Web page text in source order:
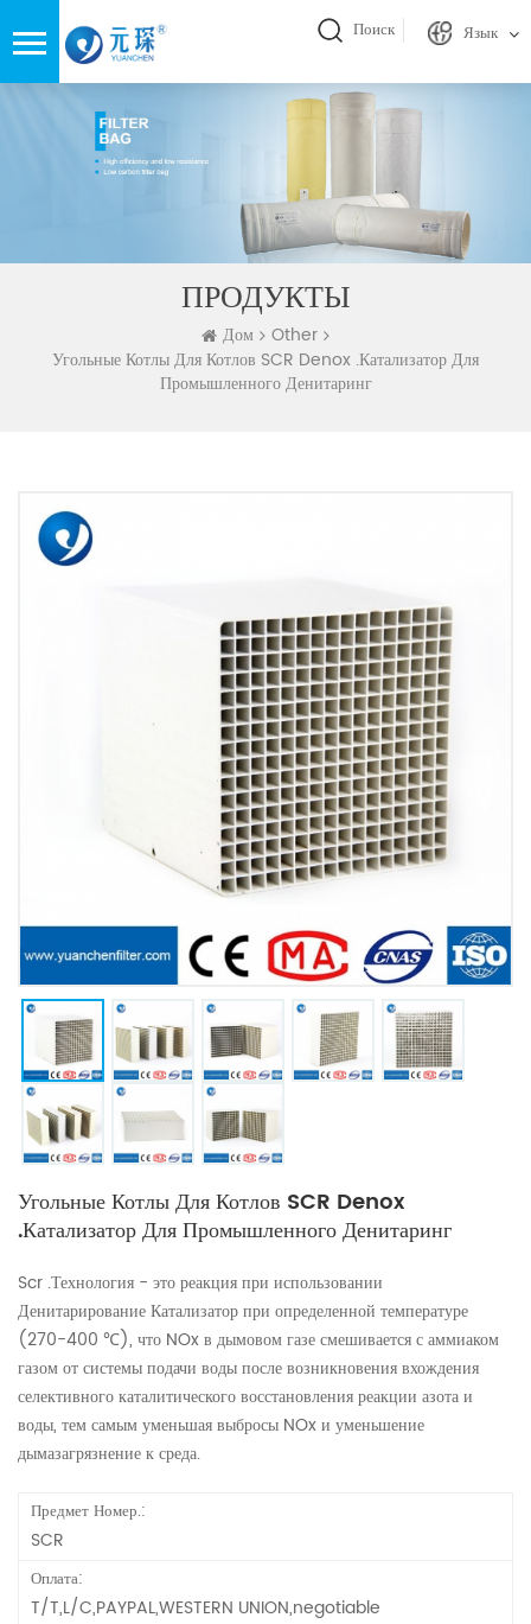
Поиск Язык
ПРОДУКТЫ
Дом
Other
Угольные Котлы Для Котлов SCR Denox .Катализатор Для
Промышленного Денитаринг
Угольные Котлы Для Котлов SCR Denox
.Катализатор Для Промышленного Денитаринг
Scr .Технология - это реакция при использовании
Денитарирование Катализатор при определенной температуре
(270-400 ℃), что NOx в дымовом газе смешивается с аммиаком
газом от системы подачи воды после возникновения вхождения
селективного каталитического восстановления реакции азота и
воды, тем самым уменьшая выбросы NOx и уменьшение
дымазагрязнение к среда.
Предмет Номер.:
SCR
Оплата:
T/T,L/C,PAYPAL,WESTERN UNION,negotiable